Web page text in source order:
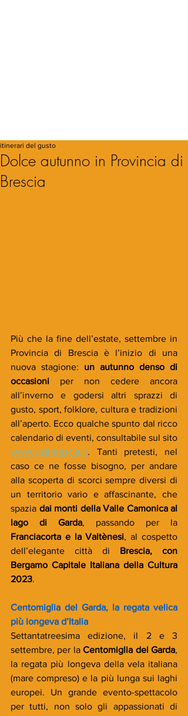
Dolce autunno in Provincia di
Brescia
itinerari del gusto
Più che la fine dell’estate, settembre in
Provincia di Brescia è l’inizio di una
nuova stagione: un autunno denso di
occasioni per non cedere ancora
all’inverno e godersi altri sprazzi di
gusto, sport, folklore, cultura e tradizioni
all’aperto. Ecco qualche spunto dal ricco
www.visitbrescia.it. Tanti pretesti, nel
caso ce ne fosse bisogno, per andare
alla scoperta di scorci sempre diversi di
un territorio vario e affascinante, che
spazia dai monti della Valle Camonica al
lago di Garda
Franciacorta e la Valtènesi, al cospetto
dell’elegante città di Brescia, con
Bergamo Capitale Italiana della Cultura
2023.
Centomiglia del Garda, la regata velica
più longeva d’Italia
Settantatreesima edizione, il 2 e 3
settembre, per la Centomiglia del Garda,
la regata più longeva della vela italiana
(mare compreso) e la più lunga sui laghi
europei. Un grande evento-spettacolo
per tutti, non solo gli appassionati di